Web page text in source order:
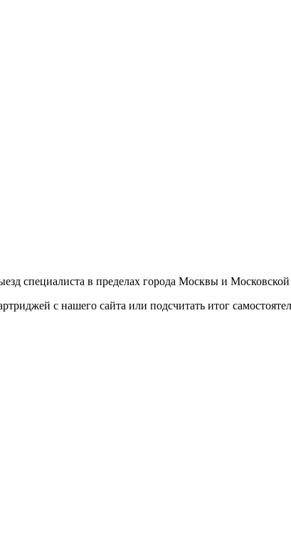
специалиста в пределах города Москвы и Московской
с нашего сайта или подсчитать итог